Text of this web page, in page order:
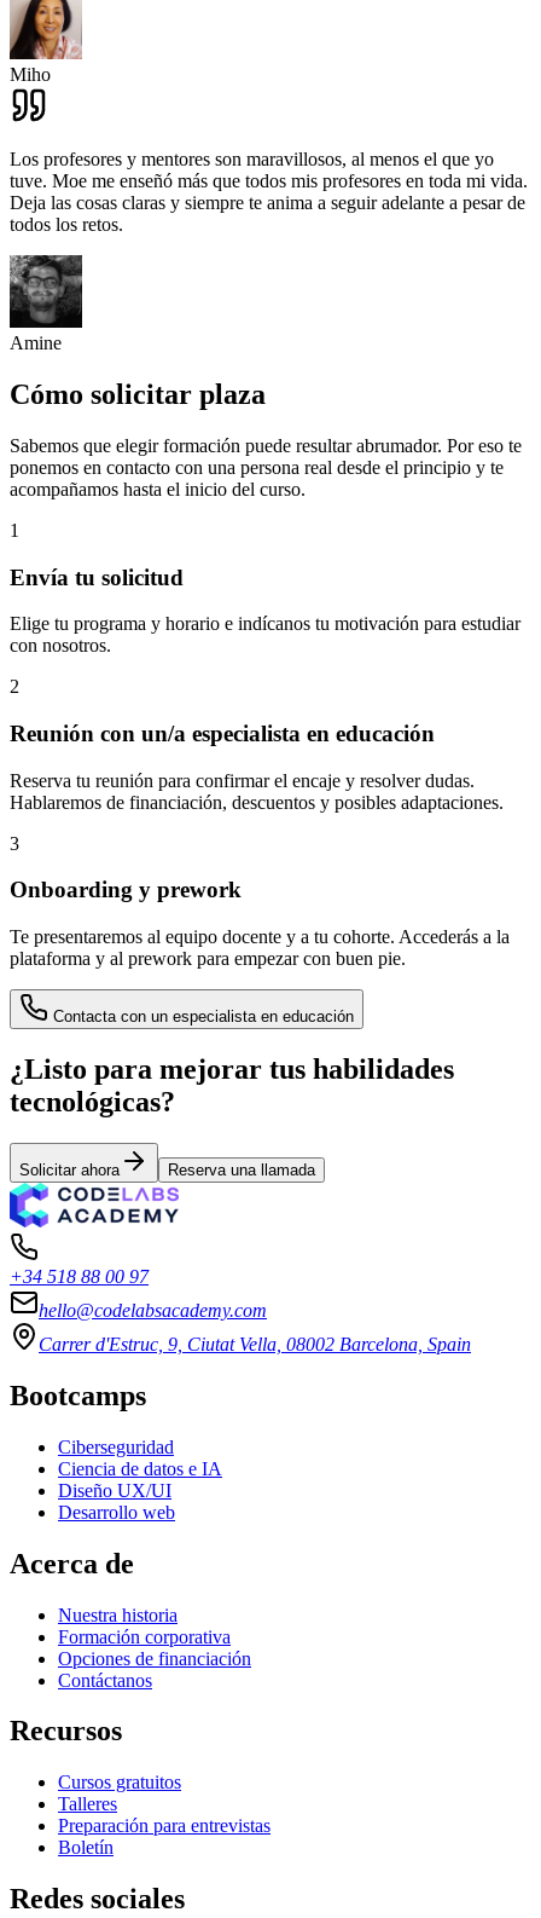
Miho
Los profesores y mentores son maravillosos, al menos el que yo
tuve. Moe me enseñó más que todos mis profesores en toda mi vida.
Deja las cosas claras y siempre te anima a seguir adelante a pesar de
todos los retos.
Amine
Cómo solicitar plaza
Sabemos que elegir formación puede resultar abrumador. Por eso te
ponemos en contacto con una persona real desde el principio y te
acompañamos hasta el inicio del curso.
1
Envía tu solicitud
Elige tu programa y horario e indícanos tu motivación para estudiar
con nosotros.
2
Reunión con un/a especialista en educación
Reserva tu reunión para confirmar el encaje y resolver dudas.
Hablaremos de financiación, descuentos y posibles adaptaciones.
3
Onboarding y prework
Te presentaremos al equipo docente y a tu cohorte. Accederás a la
plataforma y al prework para empezar con buen pie.
Contacta con un especialista en educación
¿Listo para mejorar tus habilidades
tecnológicas?
Solicitar ahora Reserva una llamada
+34 518 88 00 97
hello@codelabsacademy.com
Carrer d'Estruc, 9, Ciutat Vella, 08002 Barcelona, Spain
Bootcamps
Ciberseguridad
Ciencia de datos e IA
Diseño UX/UI
Desarrollo web
Acerca de
Nuestra historia
Formación corporativa
Opciones de financiación
Contáctanos
Recursos
Cursos gratuitos
Talleres
Preparación para entrevistas
Boletín
Redes sociales